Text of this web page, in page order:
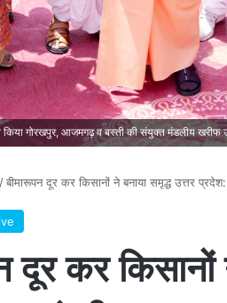
किया गोरखपुर, आजमगढ़ व बस्ती की संयुक्त मंडलीय खरीफ
/बीमारूपन दूर कर किसानों ने बनाया समृद्ध उत्तर
दूर कर किसानों